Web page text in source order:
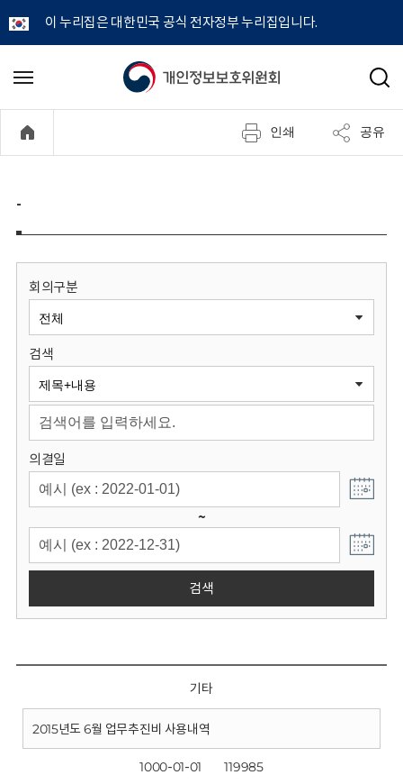
이 누리집은 대한민국 공식 전자정부 누리집입니다.
개
정
보
원
회
메
기
검
인쇄 공유
-
회의구분
검색
의결일
~
검색
기타
2015년도 6월 업무추진비 사용내역
1000-01-01 119985